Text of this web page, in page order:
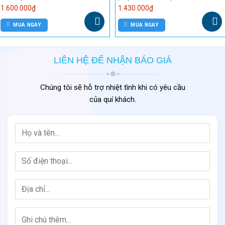
ĐẶC ĐIỂM SẢN PHẨM
Thành phần A:
Trạng thái: Dạng lỏng;
Màu sắc: Trong suốt
Bộ 10 kg:
Thành phần A: 5.0 kg
Thành phần B: 5.0 kg
BẢO QUẢN VÀ HẠN SỬ DỤNG
Bảo quản nơi khô ráo, thoáng mát;
Tránh để sản phẩm trực tiếp dưới ánh sáng mặt trời;
nguồn gây cháy;
LIÊN HỆ ĐỂ NHẬN BÁO GIÁ
Chúng tôi sẽ hỗ trợ nhiệt tình khi có yêu cầu
của quí khách.